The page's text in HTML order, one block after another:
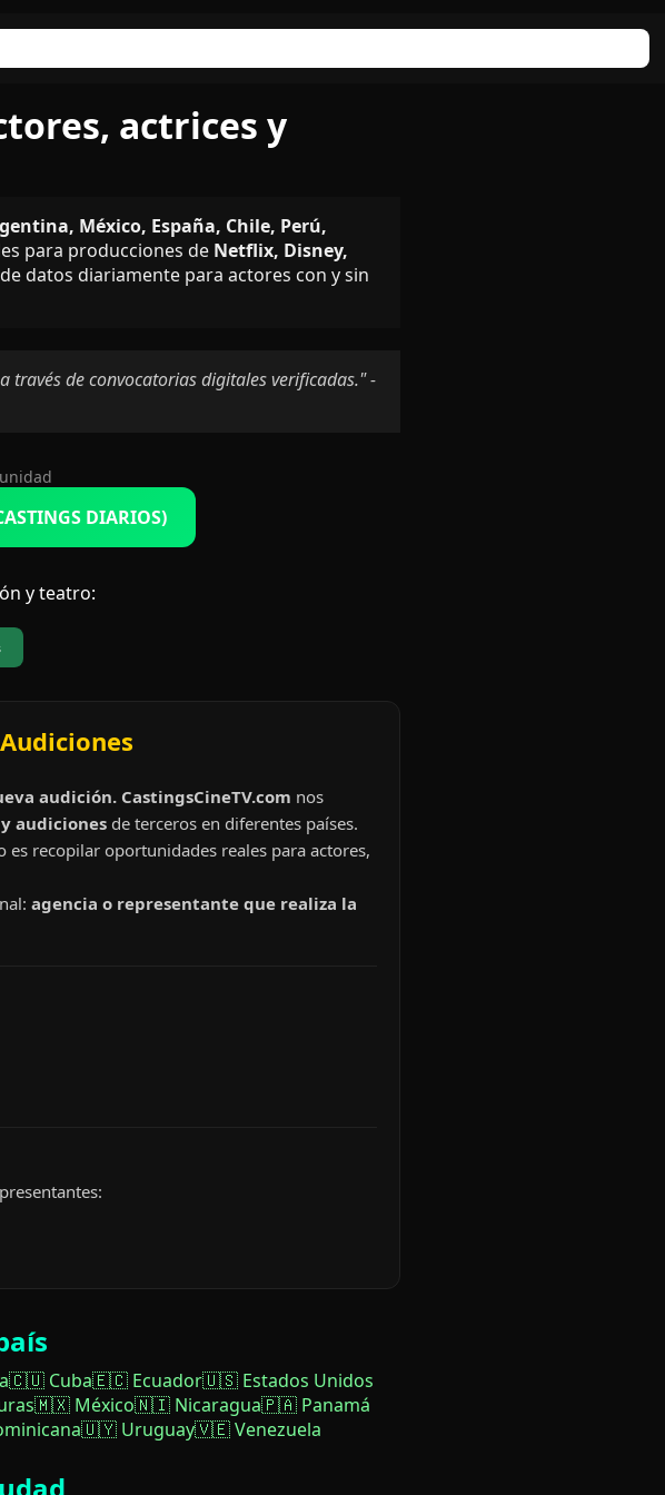
actrices y
México, España, Chile, Perú,
para producciones de Netflix, Disney,
datos diariamente para actores con y sin
través de convocatorias digitales verificadas." -
DIARIOS)
y teatro:
audición. CastingsCineTV.com nos
audiciones de terceros en diferentes países.
es recopilar oportunidades reales para actores,
agencia o representante que realiza la
🇨🇺 Cuba🇪🇨 Ecuador🇺🇸 Estados Unidos
🇲🇽 México🇳🇮 Nicaragua🇵🇦 Panamá
🇺🇾 Uruguay🇻🇪 Venezuela